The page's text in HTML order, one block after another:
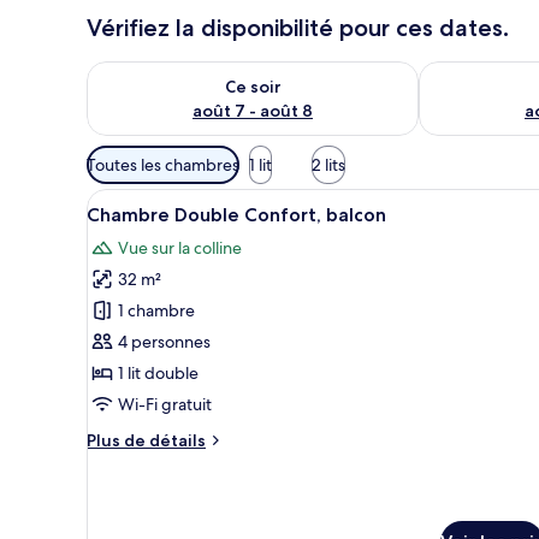
Vérifiez la disponibilité pour ces dates.
Ce soir
août 7 - août 8
Vérifier la disponibilité pour ce soir août 7 - août 8
Vérifier la
Filtres
disponibles
pour
chambres
Toutes les chambres 1 lit 2 lits
Afficher
toutes
les
photos
pour
ce
type
de
chambre :
Chambre
Une chambre d’hôtel
6
Chambre Double Confort, balcon
Vue sur la colline
32 m²
1 chambre
4 personnes
1 lit double
Wi-Fi gratuit
Plus de détails
Plus